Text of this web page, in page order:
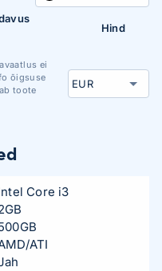
Hind
ei
õigsuse
toote
Core i3
ATI